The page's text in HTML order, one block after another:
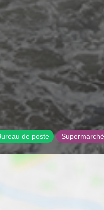
de poste Supermarché